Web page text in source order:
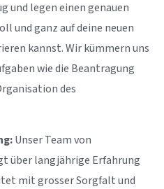
und legen einen genauen
und ganz auf deine neuen
kannst. Wir kümmern uns
wie die Beantragung
des
Unser Team von
über langjährige Erfahrung
mit grosser Sorgfalt und